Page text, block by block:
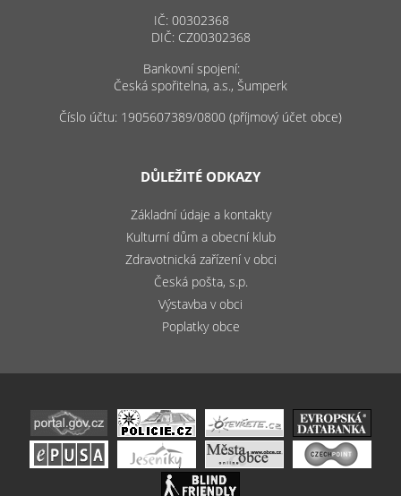
IČ: 00302368
DIČ: CZ00302368
Bankovní spojení:
Česká spořitelna, a.s., Šumperk
Číslo účtu: 1905607389/0800 (příjmový účet obce)
DŮLEŽITÉ ODKAZY
Základní údaje a kontakty
Kulturní dům a obecní klub
Zdravotnická zařízení v obci
Česká pošta, s.p.
Výstavba v obci
Poplatky obce